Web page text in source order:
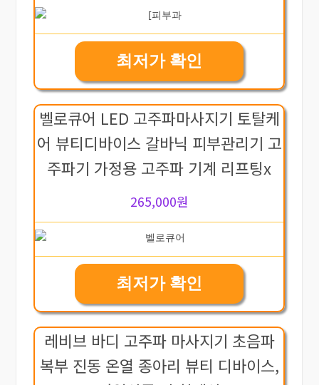
최저가 확인
벨로큐어 LED 고주파마사지기 토탈케
어 뷰티디바이스 갈바닉 피부관리기 고
주파기 가정용 고주파 기계 리프팅x
265,000원
최저가 확인
레비브 바디 고주파 마사지기 초음파
복부 진동 온열 종아리 뷰티 디바이스,